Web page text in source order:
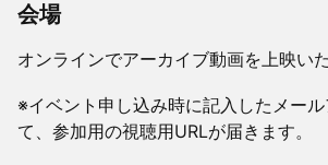
会場
オンラインでアーカイブ動画を上映いた
※イベント申し込み時に記入したメー
て、参加用の視聴用URLが届きます。